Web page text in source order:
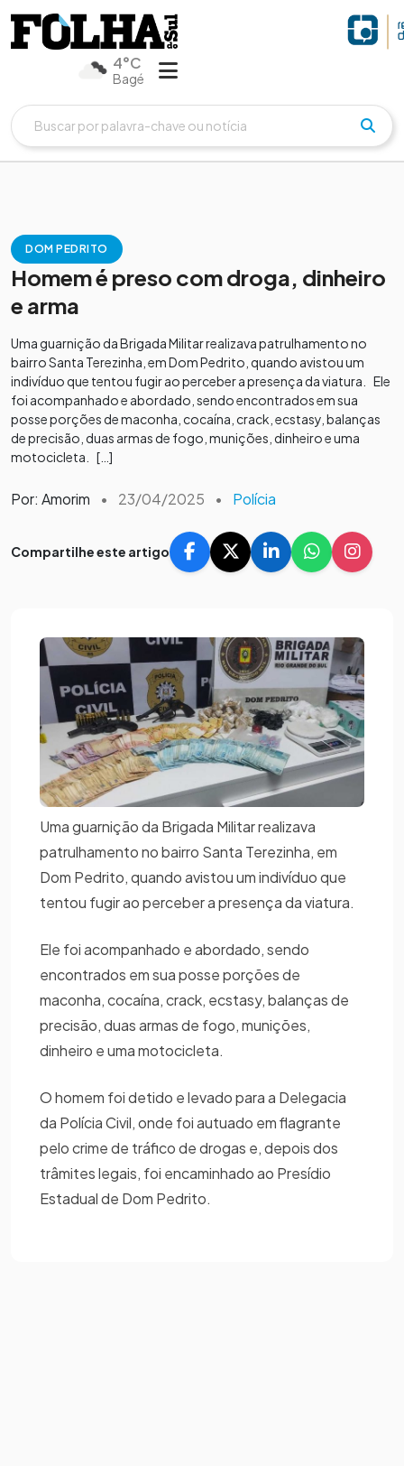
4°C
Bagé
DOM PEDRITO
Homem é preso com droga, dinheiro
e arma
Uma guarnição da Brigada Militar realizava patrulhamento no
bairro Santa Terezinha, em Dom Pedrito, quando avistou um
indivíduo que tentou fugir ao perceber a presença da viatura. Ele
foi acompanhado e abordado, sendo encontrados em sua
posse porções de maconha, cocaína, crack, ecstasy, balanças
de precisão, duas armas de fogo, munições, dinheiro e uma
motocicleta. […]
Por: Amorim • 23/04/2025 • Polícia
Compartilhe este artigo
Uma guarnição da Brigada Militar realizava
patrulhamento no bairro Santa Terezinha, em
Dom Pedrito, quando avistou um indivíduo que
tentou fugir ao perceber a presença da viatura.
Ele foi acompanhado e abordado, sendo
encontrados em sua posse porções de
maconha, cocaína, crack, ecstasy, balanças de
precisão, duas armas de fogo, munições,
dinheiro e uma motocicleta.
O homem foi detido e levado para a Delegacia
da Polícia Civil, onde foi autuado em flagrante
pelo crime de tráfico de drogas e, depois dos
trâmites legais, foi encaminhado ao Presídio
Estadual de Dom Pedrito.